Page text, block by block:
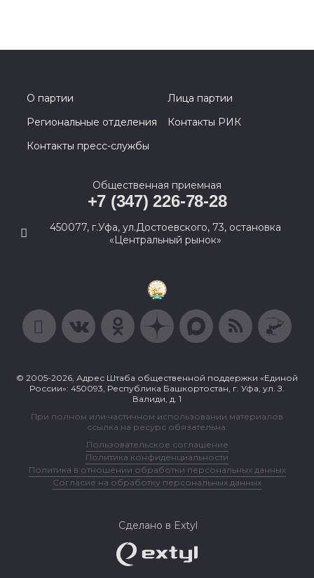
О партии
Лица партии
Региональные отделения
Контакты РИК
Контакты пресс-службы
Общественная приемная
+7 (347) 226-78-28
450077, г.Уфа, ул.Достоевского, 73, остановка
«Центральный рынок»
© 2005-2026, Адрес Штаба общественной поддержки «Единой
России»: 450093, Республика Башкортостан, г. Уфа, ул. З.
Валиди, д. 1
При полном или частичном использовании материалов
ссылка на ресурс обязательна.
Пользовательское соглашение
Политика конфиденциальности
Политика в отношении обработки персональных данных
Согласие на обработку персональных данных
Сделано в Extyl